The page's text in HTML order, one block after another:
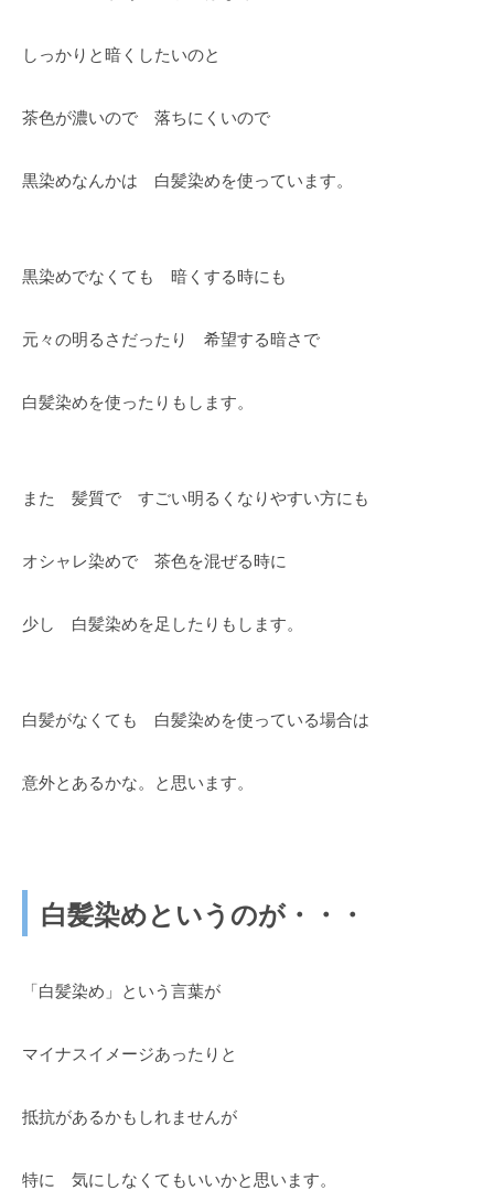
しっかりと暗くしたいのと
茶色が濃いので 落ちにくいので
黒染めなんかは 白髪染めを使っています。
黒染めでなくても 暗くする時にも
元々の明るさだったり 希望する暗さで
白髪染めを使ったりもします。
また 髪質で すごい明るくなりやすい方にも
オシャレ染めで 茶色を混ぜる時に
少し 白髪染めを足したりもします。
白髪がなくても 白髪染めを使っている場合は
意外とあるかな。と思います。
白髪染めというのが・・・
「白髪染め」という言葉が
マイナスイメージあったりと
抵抗があるかもしれませんが
特に 気にしなくてもいいかと思います。